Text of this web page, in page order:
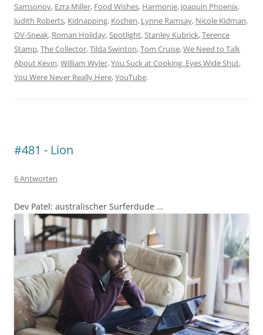
Samsonov, Ezra Miller, Food Wishes, Harmonie, Joaquin Phoenix,
Judith Roberts, Kidnapping, Kochen, Lynne Ramsay, Nicole Kidman,
OV-Sneak, Roman Holiday,Spotlight,Stanley Kubrick,Terence
Stamp,The Collector,Tilda Swinton,Tom Cruise,We Need to Talk
About Kevin,William Wyler,You Suck at Cooking. Eyes Wide Shut,
You Were Never Really Here,YouTube.
#481 - Lion
6 Antworten
Dev Patel: australischer Surferdude …